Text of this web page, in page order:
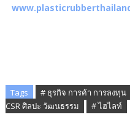
Tags # ธุรกิจ การค้า การลงทุน
CSR ศิลปะ วัฒนธรรม
# ไฮไลท์